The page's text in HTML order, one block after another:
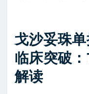
戈沙妥珠
临床突破：
解读